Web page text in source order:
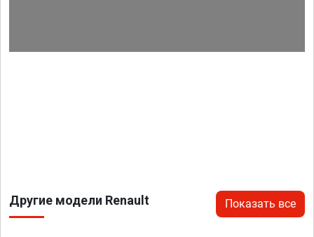
Другие модели Renault Показать все